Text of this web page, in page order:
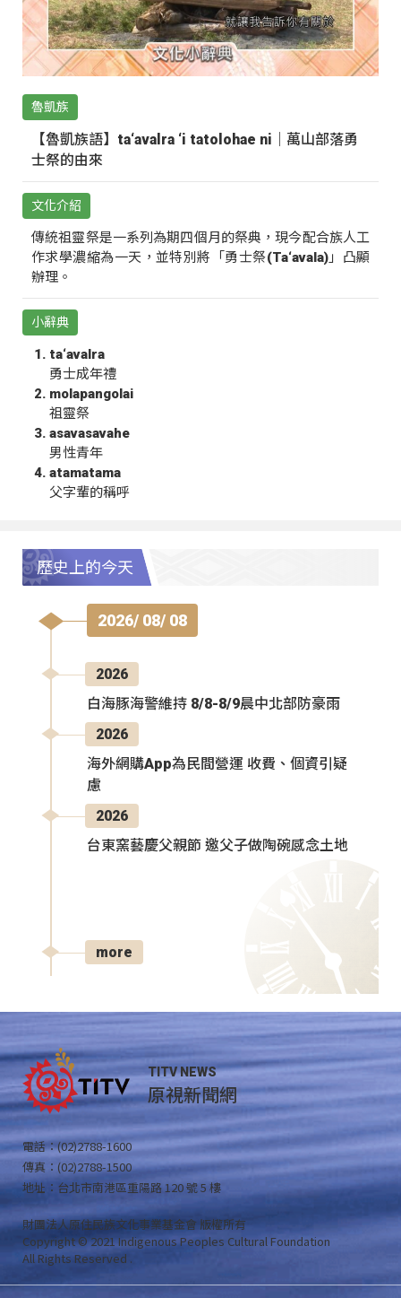
魯凱族
【魯凱族語】ta‘avalra ‘i tatolohae ni｜萬山部落勇
士祭的由來
文化介紹
傳統祖靈祭是一系列為期四個月的祭典，現今配合族人工
作求學濃縮為一天，並特別將「勇士祭(Ta‘avala)」凸顯
辦理。
小辭典
ta‘avalra
勇士成年禮
molapangolai
祖靈祭
asavasavahe
男性青年
atamatama
父字輩的稱呼
歷史上的今天
2026/ 08/ 08
2026
白海豚海警維持 8/8-8/9晨中北部防豪雨
2026
海外網購App為民間營運 收費、個資引疑
慮
2026
台東窯藝慶父親節 邀父子做陶碗感念土地
more
TITV NEWS
原視新聞網
電話：(02)2788-1600
傳真：(02)2788-1500
地址：台北市南港區重陽路 120 號 5 樓
財團法人原住民族文化事業基金會 版權所有
Copyright © 2021 Indigenous Peoples Cultural Foundation
All Rights Reserved .